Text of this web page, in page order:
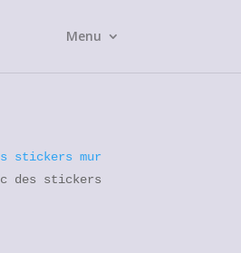
Menu
stickers mur
des stickers